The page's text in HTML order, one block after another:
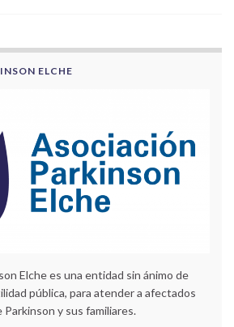
ELCHE
Elche es una entidad sin ánimo de
pública, para atender a afectados
y sus familiares.